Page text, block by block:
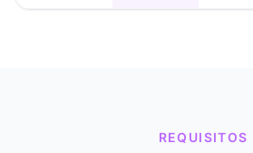
REQUISITOS